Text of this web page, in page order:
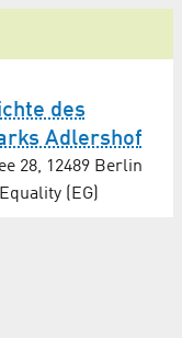
des
Adlershof
28, 12489 Berlin
(EG)